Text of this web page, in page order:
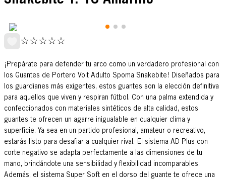
☆☆☆☆☆
¡Prepárate para defender tu arco como un verdadero profesional con
los Guantes de Portero Voit Adulto Spoma Snakebite! Diseñados para
los guardianes más exigentes, estos guantes son la elección definitiva
para aquellos que viven y respiran fútbol. Con una palma extendida y
confeccionados con materiales sintéticos de alta calidad, estos
guantes te ofrecen un agarre inigualable en cualquier clima y
superficie. Ya sea en un partido profesional, amateur o recreativo,
estarás listo para desafiar a cualquier rival. El sistema AD Plus con
corte negativo se adapta perfectamente a las dimensiones de tu
mano, brindándote una sensibilidad y flexibilidad incomparables.
Además, el sistema Super Soft en el dorso del guante te ofrece una